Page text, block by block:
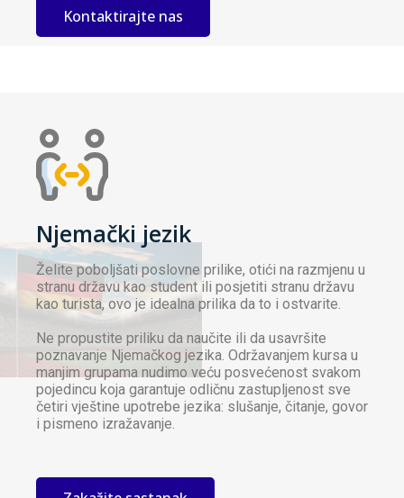
Kontaktirajte nas
Njemački jezik
Želite poboljšati poslovne prilike, otići na razmjenu u
stranu državu kao student ili posjetiti stranu državu
kao turista, ovo je idealna prilika da to i ostvarite.
Ne propustite priliku da naučite ili da usavršite
poznavanje Njemačkog jezika. Održavanjem kursa u
manjim grupama nudimo veću posvećenost svakom
pojedincu koja garantuje odličnu zastupljenost sve
četiri vještine upotrebe jezika: slušanje, čitanje, govor
i pismeno izražavanje.